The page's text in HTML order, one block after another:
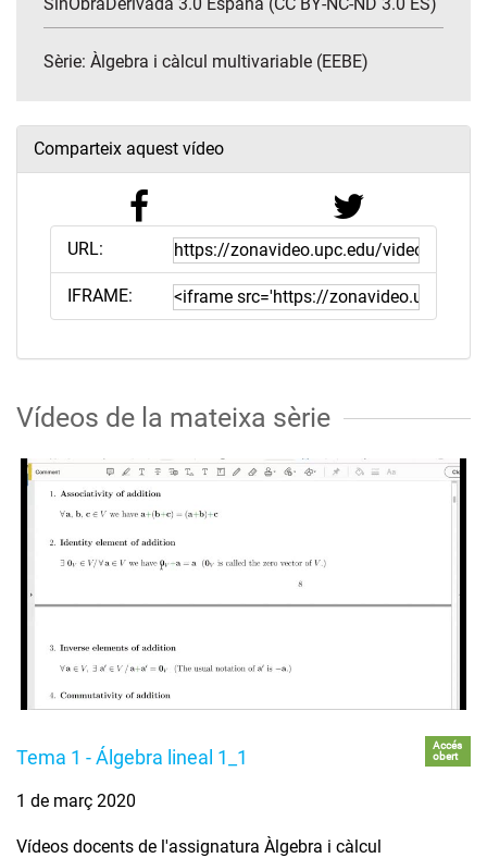
Sèrie: Àlgebra i càlcul multivariable (EEBE)
Comparteix aquest vídeo
URL:
IFRAME:
Vídeos de la mateixa sèrie
Tema 1 - Álgebra lineal 1_1
Accés
obert
1 de març 2020
Vídeos docents de l'assignatura Àlgebra i càlcul